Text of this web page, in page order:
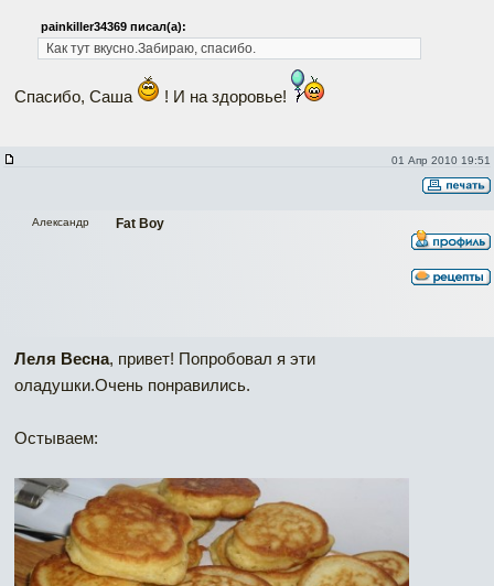
painkiller34369 писал(а):
Как тут вкусно.Забираю, спасибо.
Спасибо, Саша ! И на здоровье!
01 Апр 2010 19:51
Fat Boy
Александр
Леля Весна, привет! Попробовал я эти
оладушки.Очень понравились.
Остываем: